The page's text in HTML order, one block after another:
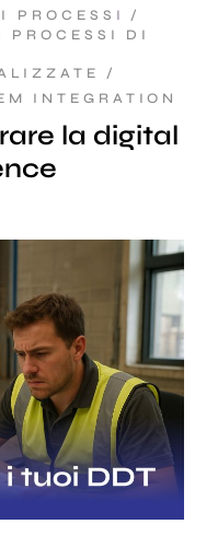
PROCESSI
PROCESSI DI
INTEGRATION
la digital